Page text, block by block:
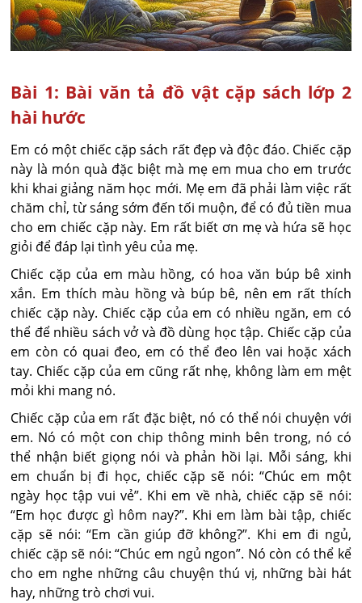
Bài 1: Bài văn tả đồ vật cặp sách lớp 2
hài hước
Em có một chiếc cặp sách rất đẹp và độc đáo. Chiếc cặp
này là món quà đặc biệt mà mẹ em mua cho em trước
khi khai giảng năm học mới. Mẹ em đã phải làm việc rất
chăm chỉ, từ sáng sớm đến tối muộn, để có đủ tiền mua
cho em chiếc cặp này. Em rất biết ơn mẹ và hứa sẽ học
giỏi để đáp lại tình yêu của mẹ.
Chiếc cặp của em màu hồng, có hoa văn búp bê xinh
xắn. Em thích màu hồng và búp bê, nên em rất thích
chiếc cặp này. Chiếc cặp của em có nhiều ngăn, em có
thể để nhiều sách vở và đồ dùng học tập. Chiếc cặp của
em còn có quai đeo, em có thể đeo lên vai hoặc xách
tay. Chiếc cặp của em cũng rất nhẹ, không làm em mệt
mỏi khi mang nó.
Chiếc cặp của em rất đặc biệt, nó có thể nói chuyện với
em. Nó có một con chip thông minh bên trong, nó có
thể nhận biết giọng nói và phản hồi lại. Mỗi sáng, khi
em chuẩn bị đi học, chiếc cặp sẽ nói: “Chúc em một
ngày học tập vui vẻ”. Khi em về nhà, chiếc cặp sẽ nói:
“Em học được gì hôm nay?”. Khi em làm bài tập, chiếc
cặp sẽ nói: “Em cần giúp đỡ không?”. Khi em đi ngủ,
chiếc cặp sẽ nói: “Chúc em ngủ ngon”. Nó còn có thể kể
cho em nghe những câu chuyện thú vị, những bài hát
hay, những trò chơi vui.